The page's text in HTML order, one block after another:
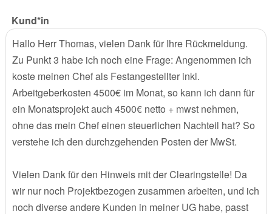
Kund*in
Hallo Herr Thomas, vielen Dank für Ihre Rückmeldung.
Zu Punkt 3 habe ich noch eine Frage: Angenommen ich
koste meinen Chef als Festangestellter inkl.
Arbeitgeberkosten 4500€ im Monat, so kann ich dann für
ein Monatsprojekt auch 4500€ netto + mwst nehmen,
ohne das mein Chef einen steuerlichen Nachteil hat? So
verstehe ich den durchzgehenden Posten der MwSt.
Vielen Dank für den Hinweis mit der Clearingstelle! Da
wir nur noch Projektbezogen zusammen arbeiten, und ich
noch diverse andere Kunden in meiner UG habe, passt